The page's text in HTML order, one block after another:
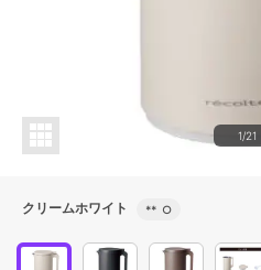
1/21
クリームホワイト ** ○